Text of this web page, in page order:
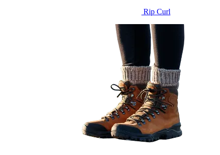
Rip Curl